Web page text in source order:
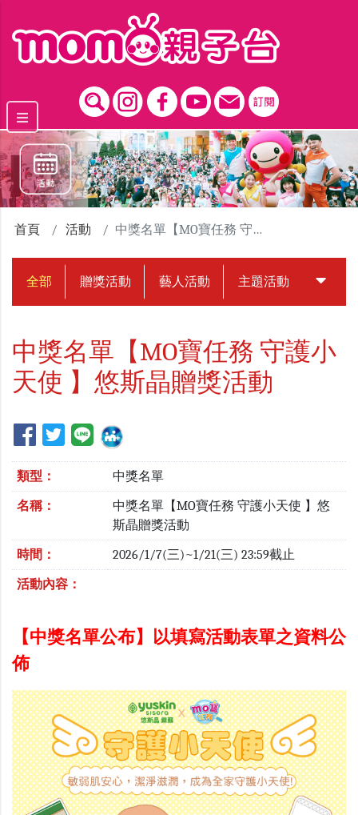
首頁 活動 中獎名單【MO寶任務 守護小天使 】悠斯晶贈獎活動
全部 贈獎活動 藝人活動 主題活動 中獎名
中獎名單【MO寶任務 守護小
天使 】悠斯晶贈獎活動
類型： 中獎名單
名稱：
中獎名單【MO寶任務 守護小天使 】悠
斯晶贈獎活動
時間： 2026/1/7(三)~1/21(三) 23:59截止
活動內容：
【中獎名單公布】以填寫活動表單之資料公
佈